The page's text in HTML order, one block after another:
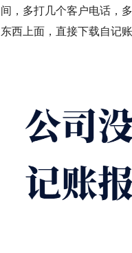
间，多打几个客户电话，
东西上面，直接下载自记